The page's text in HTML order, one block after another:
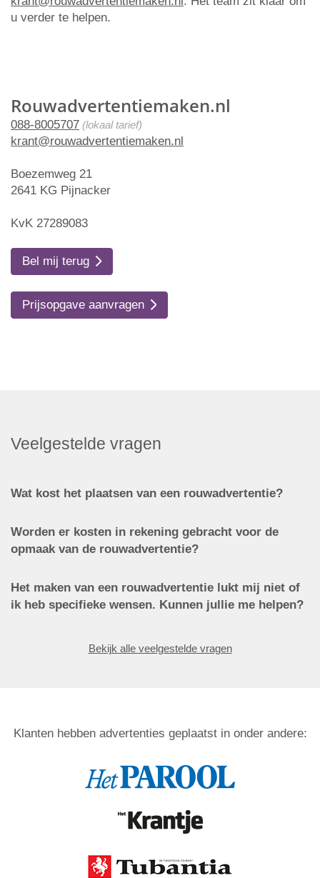
Rouwadvertentiemaken.nl
088-8005707 (lokaal tarief)
krant@rouwadvertentiemaken.nl
Boezemweg 21
2641 KG Pijnacker
KvK 27289083
Bel mij terug
Prijsopgave aanvragen
u verder te helpen.
Veelgestelde vragen
Wat kost het plaatsen van een rouwadvertentie?
Worden er kosten in rekening gebracht voor de
opmaak van de rouwadvertentie?
Het maken van een rouwadvertentie lukt mij niet of
ik heb specifieke wensen. Kunnen jullie me helpen?
Bekijk alle veelgestelde vragen
Klanten hebben advertenties geplaatst in onder andere: